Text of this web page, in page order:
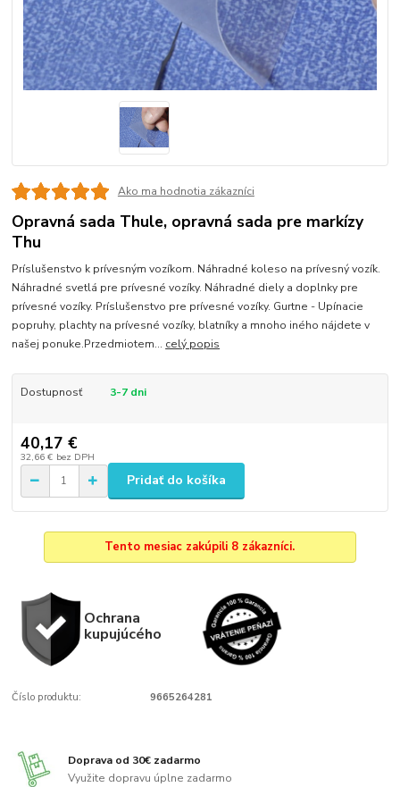
Ako ma hodnotia zákazníci
Opravná sada Thule, opravná sada pre markízy
Thu
Príslušenstvo k prívesným vozíkom. Náhradné koleso na prívesný vozík.
Náhradné svetlá pre prívesné vozíky. Náhradné diely a doplnky pre
prívesné vozíky. Príslušenstvo pre prívesné vozíky. Gurtne - Upínacie
popruhy, plachty na prívesné vozíky, blatníky a mnoho iného nájdete v
našej ponuke.Przedmiotem... celý popis
Dostupnosť 3-7 dni
40,17 €
32,66 € bez DPH
Pridať do košíka
Tento mesiac zakúpili 8 zákazníci.
Ochrana
kupujúcého
Číslo produktu: 9665264281
Doprava od 30€ zadarmo
Využite dopravu úplne zadarmo